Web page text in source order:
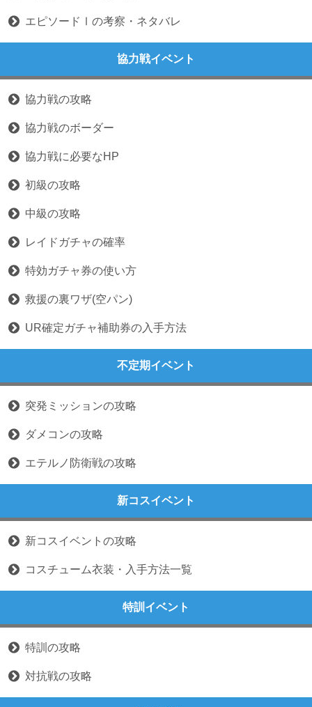
エピソードⅠの考察・ネタバレ
協力戦イベント
協力戦の攻略
協力戦のボーダー
協力戦に必要なHP
初級の攻略
中級の攻略
レイドガチャの確率
特効ガチャ券の使い方
救援の裏ワザ(空パン)
UR確定ガチャ補助券の入手方法
不定期イベント
突発ミッションの攻略
ダメコンの攻略
エテルノ防衛戦の攻略
新コスイベント
新コスイベントの攻略
コスチューム衣装・入手方法一覧
特訓イベント
特訓の攻略
対抗戦の攻略